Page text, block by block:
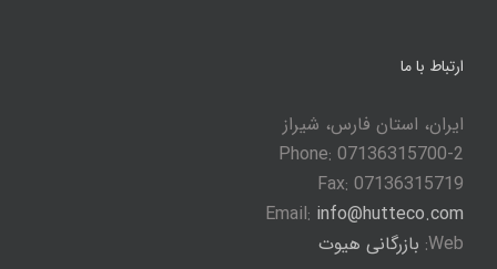
ارتباط با ما
ایران، استان فارس، شیراز
Phone: 07136315700-2
Fax: 07136315719
Email: info@hutteco.com
Web: بازرگانی هیوت